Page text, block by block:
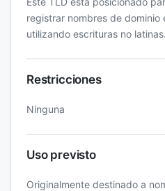
registrar nombres de dominio
utilizando escrituras no latinas.
Restricciones
Ninguna
Uso previsto
Originalmente destinado a